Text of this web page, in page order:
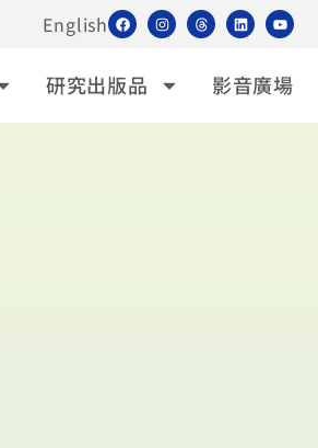
English
研究出版品 影音廣場